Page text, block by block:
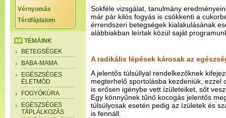
Vérnyomás
Térdfájdalom
TÉMÁINK
BETEGSÉGEK
BABA-MAMA
EGÉSZSÉGES
ÉLETMÓD
FOGYÓKÚRA
EGÉSZSÉGES
TÁPLÁLKOZÁS
Sokféle vizsgálat, tanulmány
már pár kilós fogyás is csökkenti a
érrendszeri betegségek kialakulásának
alábbiakban leírtak közül saját
A radikális lépések károsak az
A jelentős túlsúllyal rendelkezőknek
megterhelő sportolásba kezdeniük, ezzel
is erősen igénybe vett ízületeiket, sőt
Egy könnyűnek tűnő kocogás jelentős
túlsúlyosak esetén pedig az ízületek és
is fennáll.